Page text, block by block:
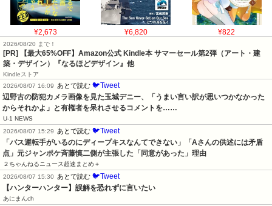
¥2,673 ¥6,820 ¥822
2026/08/20 まで！
[PR]
【最大65%OFF】Amazon公式 Kindle本 サマーセール第2弾（アート・建
築・デザイン）『なるほどデザイン』他
Kindleストア
2026/08/07 16:09
あとで読む 🐦Tweet
辺野古の防犯カメラ画像を見た玉城デニー、「うまい言い訳が思いつかなかった
からそれかよ」と有権者を呆れさせるコメントを……
U-1 NEWS
2026/08/07 15:29
あとで読む 🐦Tweet
「バス運転手がいるのにディープキスなんてできない」「Aさんの供述には矛盾
点」元ジャンポケ斉藤慎二側が主張した「同意があった」理由
２ちゃんねるニュース超速まとめ＋
2026/08/07 15:30
あとで読む 🐦Tweet
【ハンターハンター】誤解を恐れずに言いたい
あにまんch